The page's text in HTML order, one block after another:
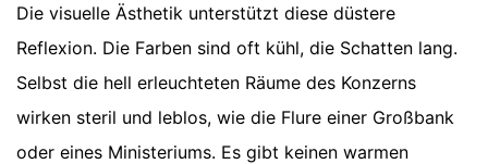
Die visuelle Ästhetik unterstützt diese düstere
Reflexion. Die Farben sind oft kühl, die Schatten lang.
Selbst die hell erleuchteten Räume des Konzerns
wirken steril und leblos, wie die Flure einer Großbank
oder eines Ministeriums. Es gibt keinen warmen